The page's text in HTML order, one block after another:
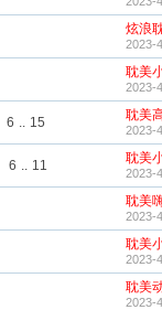
炫浪
2023-
耽美
2023-
6 .. 15 耽美
2023-
6 .. 11 耽美
2023-
耽美
2023-
耽美
2023-
耽美
2023-